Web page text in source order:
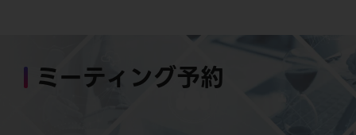
ミーティング予約